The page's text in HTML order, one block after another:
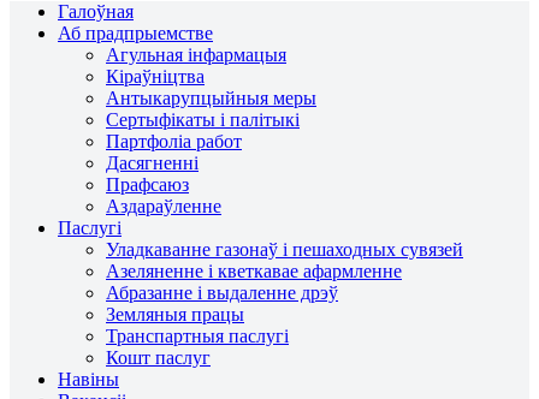
Галоўная
Аб прадпрыемстве
Агульная інфармацыя
Кіраўніцтва
Антыкарупцыйныя меры
Сертыфікаты і палітыкі
Партфоліа работ
Дасягненні
Прафсаюз
Аздараўленне
Паслугі
Уладкаванне газонаў і пешаходных сувязей
Азеляненне і кветкавае афармленне
Абразанне і выдаленне дрэў
Земляныя працы
Транспартныя паслугі
Кошт паслуг
Навіны